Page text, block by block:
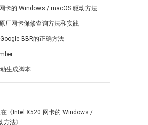
卡的 Windows / macOS 驱动方法
厂网卡保修查询方法和实践
BBR的正确方法
生成脚本
《Intel X520 网卡的 Windows /
方法》